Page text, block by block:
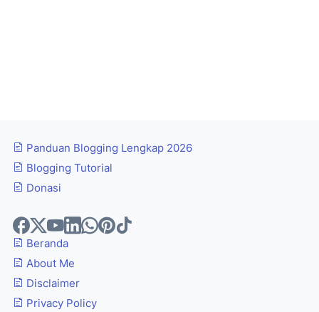
Panduan Blogging Lengkap 2026
Blogging Tutorial
Donasi
Beranda
About Me
Disclaimer
Privacy Policy